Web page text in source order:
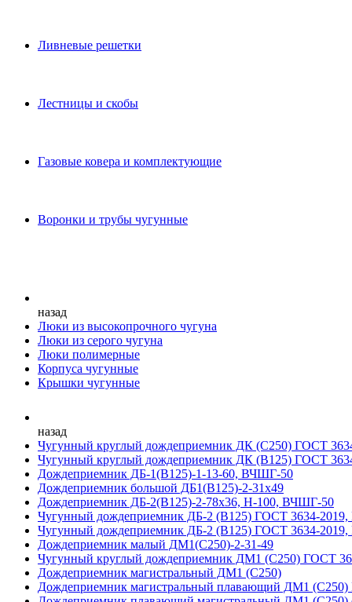
Ливневые решетки
Лестницы и скобы
Газовые ковера и комплектующие
Воронки и трубы чугунные
назад
Люки из высокопрочного чугуна
Люки из серого чугуна
Люки полимерные
Корпуса чугунные
Крышки чугунные
назад
Чугунный круглый дождеприемник ДК (С250) ГОСТ
Чугунный круглый дождеприемник ДК (В125) ГОСТ
Дождеприемник ДБ-1(В125)-1-13-60, ВЧШГ-50
Дождеприемник большой ДБ1(В125)-2-31х49
Дождеприемник ДБ-2(В125)-2-78х36, Н-100, ВЧШГ-50
Чугунный дождеприемник ДБ-2 (B125) ГОСТ 3634-2019,
Чугунный дождеприемник ДБ-2 (B125) ГОСТ 3634-2019,
Дождеприемник малый ДМ1(С250)-2-31-49
Чугунный круглый дождеприемник ДМ1 (С250) ГОСТ
Дождеприемник магистральный ДМ1 (С250)
Дождеприемник магистральный плавающий ДМ1 (С250)